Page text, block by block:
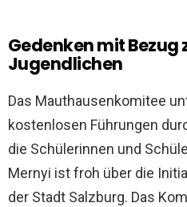
Gedenken mit Bezug
Jugendlichen
Das Mauthausenkomitee
kostenlosen Führungen
die Schülerinnen und
Mernyi ist froh über die
der Stadt Salzburg. Das